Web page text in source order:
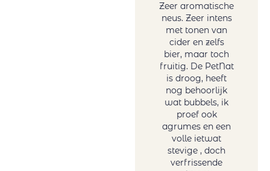
Zeer aromatische
neus. Zeer intens
met tonen van
cider en zelfs
bier, maar toch
fruitig. De PetNat
is droog, heeft
nog behoorlijk
wat bubbels, ik
proef ook
agrumes en een
volle ietwat
stevige , doch
verfrissende